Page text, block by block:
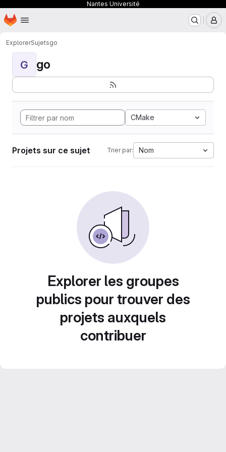
Nantes Université
Passer au contenu principal
Page d'accueil
ExplorerSujetsgo
G go
CMake
Projets sur ce sujet Trier par: Nom
Explorer les groupes
publics pour trouver des
projets auxquels
contribuer